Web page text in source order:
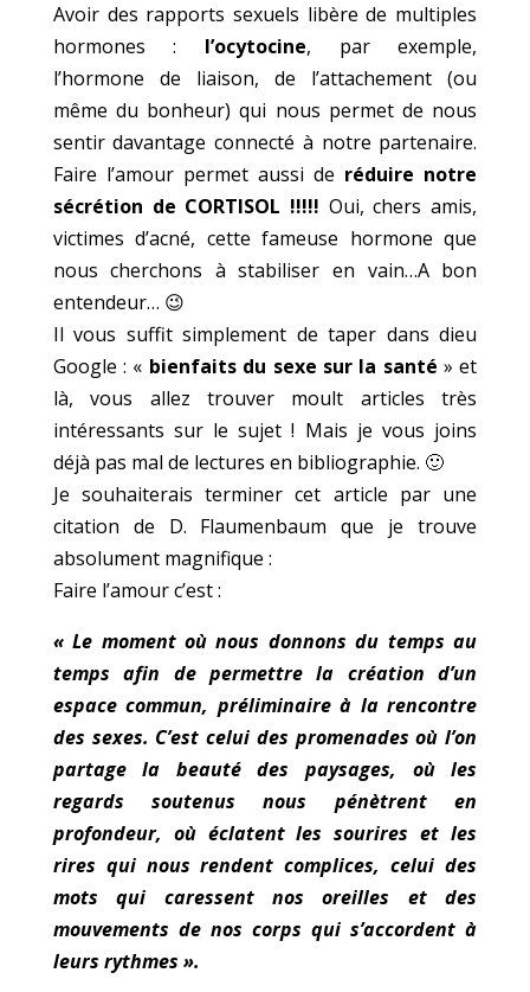
Avoir des rapports sexuels libère de multiples
hormones : l’ocytocine, par exemple,
l’hormone de liaison, de l’attachement (ou
même du bonheur) qui nous permet de nous
sentir davantage connecté à notre partenaire.
Faire l’amour permet aussi de réduire notre
sécrétion de CORTISOL !!!!! Oui, chers amis,
victimes d’acné, cette fameuse hormone que
nous cherchons à stabiliser en vain…A bon
entendeur… 😉
Il vous suffit simplement de taper dans dieu
Google : « bienfaits du sexe sur la santé » et
là, vous allez trouver moult articles très
intéressants sur le sujet ! Mais je vous joins
déjà pas mal de lectures en bibliographie. 🙂
Je souhaiterais terminer cet article par une
citation de D. Flaumenbaum que je trouve
absolument magnifique :
Faire l’amour c’est :
« Le moment où nous donnons du temps au
temps afin de permettre la création d’un
espace commun, préliminaire à la rencontre
des sexes. C’est celui des promenades où l’on
partage la beauté des paysages, où les
regards soutenus nous pénètrent en
profondeur, où éclatent les sourires et les
rires qui nous rendent complices, celui des
mots qui caressent nos oreilles et des
mouvements de nos corps qui s’accordent à
leurs rythmes ».